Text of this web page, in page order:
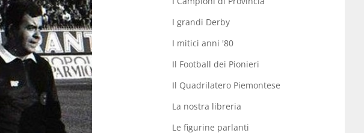
I grandi Derby
I mitici anni '80
Il Football dei Pionieri
Il Quadrilatero Piemontese
La nostra libreria
Le figurine parlanti